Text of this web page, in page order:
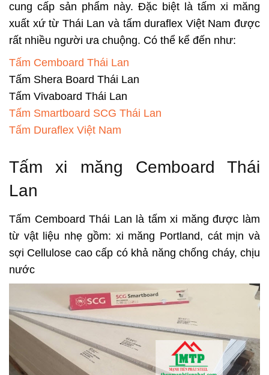
cung cấp sản phẩm này. Đặc biệt là tấm xi măng
xuất xứ từ Thái Lan và tấm duraflex Việt Nam được
rất nhiều người ưa chuộng. Có thể kể đến như:
Tấm Cemboard Thái Lan
Tấm Shera Board Thái Lan
Tấm Vivaboard Thái Lan
Tấm Smartboard SCG Thái Lan
Tấm Duraflex Việt Nam
Tấm xi măng Cemboard Thái
Lan
Tấm Cemboard Thái Lan là tấm xi măng được làm
từ vật liệu nhẹ gồm: xi măng Portland, cát mịn và
sợi Cellulose cao cấp có khả năng chống cháy, chịu
nước